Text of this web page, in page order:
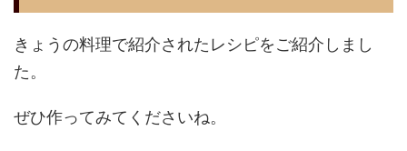
きょうの料理で紹介されたレシピをご紹介しまし
た。
ぜひ作ってみてくださいね。